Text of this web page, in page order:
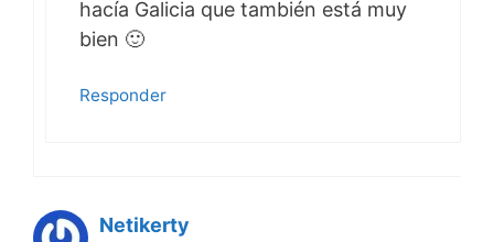
hacía Galicia que también está muy
bien 🙂
Responder
Netikerty